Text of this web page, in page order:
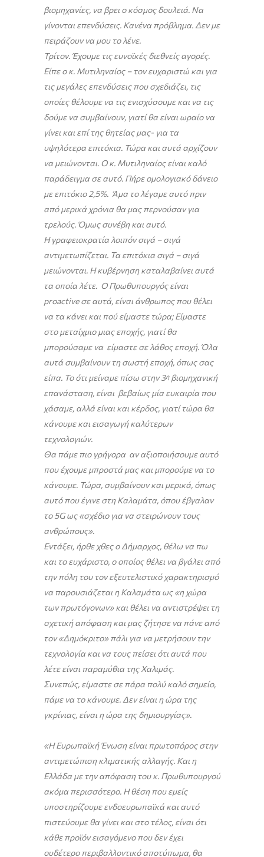
βιομηχανίες, να βρει ο κόσμος δουλειά. Να
γίνονται επενδύσεις. Κανένα πρόβλημα. Δεν με
πειράζουν να μου το λένε.
Τρίτον. Έχουμε τις ευνοϊκές διεθνείς αγορές.
Είπε ο κ. Μυτιληναίος – τον ευχαριστώ και για
τις μεγάλες επενδύσεις που σχεδιάζει, τις
οποίες θέλουμε να τις ενισχύσουμε και να τις
δούμε να συμβαίνουν, γιατί θα είναι ωραίο να
γίνει και επί της θητείας μας- για τα
υψηλότερα επιτόκια. Τώρα και αυτά αρχίζουν
να μειώνονται. Ο κ. Μυτιληναίος είναι καλό
παράδειγμα σε αυτό. Πήρε ομολογιακό δάνειο
με επιτόκιο 2,5%. Άμα το λέγαμε αυτό πριν
από μερικά χρόνια θα μας περνούσαν για
τρελούς. Όμως συνέβη και αυτό.
Η γραφειοκρατία λοιπόν σιγά – σιγά
αντιμετωπίζεται. Τα επιτόκια σιγά – σιγά
μειώνονται. Η κυβέρνηση καταλαβαίνει αυτά
τα οποία λέτε. Ο Πρωθυπουργός είναι
proactiveσε αυτά, είναι άνθρωπος που θέλει
να τα κάνει και πού είμαστε τώρα; Είμαστε
στο μεταίχμιο μιας εποχής, γιατί θα
μπορούσαμε να είμαστε σε λάθος εποχή. Όλα
αυτά συμβαίνουν τη σωστή εποχή, όπως σας
είπα. Το ότι μείναμε πίσω στην 3ηβιομηχανική
επανάσταση, είναι βεβαίως μία ευκαιρία που
χάσαμε, αλλά είναι και κέρδος, γιατί τώρα θα
κάνουμε και εισαγωγή καλύτερων
τεχνολογιών.
Θα πάμε πιο γρήγορα αν αξιοποιήσουμε αυτό
που έχουμε μπροστά μας και μπορούμε να το
κάνουμε. Τώρα, συμβαίνουν και μερικά, όπως
αυτό που έγινε στη Καλαμάτα, όπου έβγαλαν
το 5Gως «σχέδιο για να στειρώνουν τους
ανθρώπους».
Εντάξει, ήρθε χθες ο Δήμαρχος, θέλω να πω
και το ευχάριστο, ο οποίος θέλει να βγάλει από
την πόλη του τον εξευτελιστικό χαρακτηρισμό
να παρουσιάζεται η Καλαμάτα ως «η χώρα
των πρωτόγονων» και θέλει να αντιστρέψει τη
σχετική απόφαση και μας ζήτησε να πάνε από
τον «Δημόκριτο» πάλι για να μετρήσουν την
τεχνολογία και να τους πείσει ότι αυτά που
λέτε είναι παραμύθια της Χαλιμάς.
Συνεπώς, είμαστε σε πάρα πολύ καλό σημείο,
πάμε να το κάνουμε. Δεν είναι η ώρα της
γκρίνιας, είναι η ώρα της δημιουργίας».
«Η Ευρωπαϊκή Ένωση είναι πρωτοπόρος στην
αντιμετώπιση κλιματικής αλλαγής. Και η
Ελλάδα με την απόφαση του κ. Πρωθυπουργού
ακόμα περισσότερο. Η θέση που εμείς
υποστηρίζουμε ενδοευρωπαϊκά και αυτό
πιστεύουμε θα γίνει και στο τέλος, είναι ότι
κάθε προϊόν εισαγόμενο που δεν έχει
ουδέτερο περιβαλλοντικό αποτύπωμα, θα